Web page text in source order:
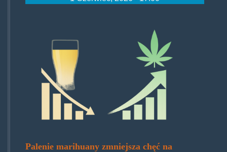
marijuana-
1038x692.png
Palenie marihuany zmniejsza chęć na